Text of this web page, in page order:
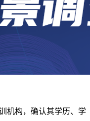
机构，确认其学历、学